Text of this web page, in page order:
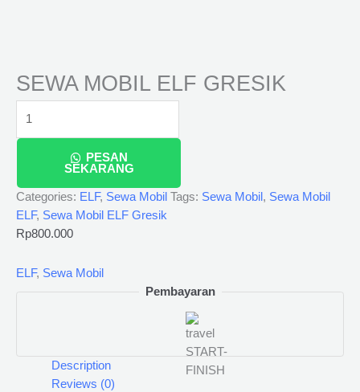
SEWA MOBIL ELF GRESIK
PESAN
SEKARANG
Categories: ELF, Sewa Mobil Tags: Sewa Mobil , Sewa Mobil
ELF, Sewa Mobil ELF Gresik
Rp800.000
ELF, Sewa Mobil
Pembayaran
Description
Reviews (0)